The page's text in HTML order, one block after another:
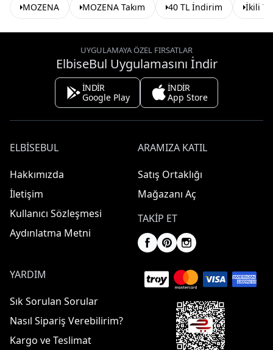
MOZENA MOZENA Takım 40 TL İndirim İkili
UYGULAMAYA ÖZEL FIRSATLAR
ElbiseBul Uygulamasını İndir
İNDİR
Google Play
İNDİR
App Store
ELBISEBUL
Hakkımızda
İletişim
Kullanıcı Sözleşmesi
Aydınlatma Metni
ARAMIZA KATIL
Satış Ortaklığı
Mağazanı Aç
TAKIP ET
YARDIM
Sık Sorulan Sorular
Nasıl Sipariş Verebilirim?
Kargo ve Teslimat